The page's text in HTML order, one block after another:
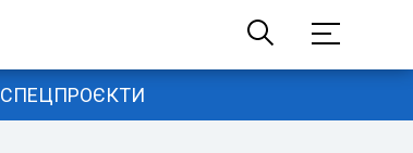
СПЕЦПРОЄКТИ